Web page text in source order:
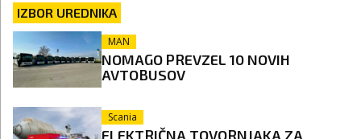
IZBOR UREDNIKA
MAN
NOMAGO PREVZEL 10 NOVIH
AVTOBUSOV
Scania
ELEKTRIČNA TOVORNJAKA ZA